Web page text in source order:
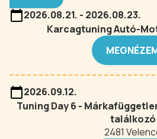
2026.08.21. - 2026.08.23.
Karcagtuning Autó-
2026.09.12.
Tuning Day 6 -
találkozó
2481